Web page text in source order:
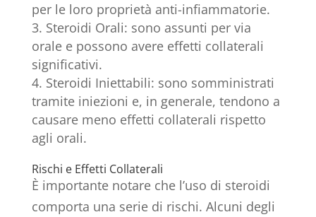
per le loro proprietà anti-infiammatorie.
Steroidi Orali: sono assunti per via
orale e possono avere effetti collaterali
significativi.
Steroidi Iniettabili: sono somministrati
tramite iniezioni e, in generale, tendono a
causare meno effetti collaterali rispetto
agli orali.
Rischi e Effetti Collaterali
È importante notare che l’uso di steroidi
comporta una serie di rischi. Alcuni degli